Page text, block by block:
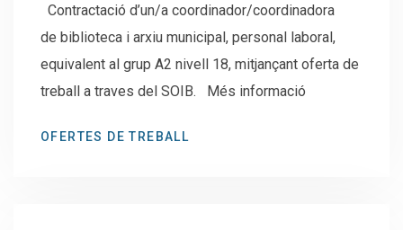
Contractació d’un/a coordinador/coordinadora
de biblioteca i arxiu municipal, personal laboral,
equivalent al grup A2 nivell 18, mitjançant oferta de
treball a traves del SOIB. Més informació
OFERTES DE TREBALL